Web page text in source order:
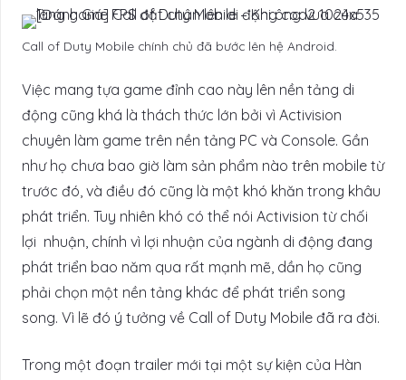
Call of Duty Mobile chính chủ đã bước lên hệ Android.
Việc mang tựa game đỉnh cao này lên nền tảng di
động cũng khá là thách thức lớn bởi vì Activision
chuyên làm game trên nền tảng PC và Console. Gần
như họ chưa bao giờ làm sản phẩm nào trên mobile từ
trước đó, và điều đó cũng là một khó khăn trong khâu
phát triển. Tuy nhiên khó có thể nói Activision từ chối
lợi nhuận, chính vì lợi nhuận của ngành di động đang
phát triển bao năm qua rất mạnh mẽ, dần họ cũng
phải chọn một nền tảng khác để phát triển song
song. Vì lẽ đó ý tưởng về Call of Duty Mobile đã ra đời.
Trong một đoạn trailer mới tại một sự kiện của Hàn